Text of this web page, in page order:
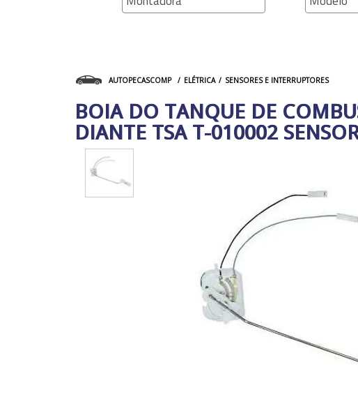
AUTOPECASCOMP ELÉTRICA SENSORES E INTERRUPTORES
BOIA DO TANQUE DE
DIANTE TSA T-010002